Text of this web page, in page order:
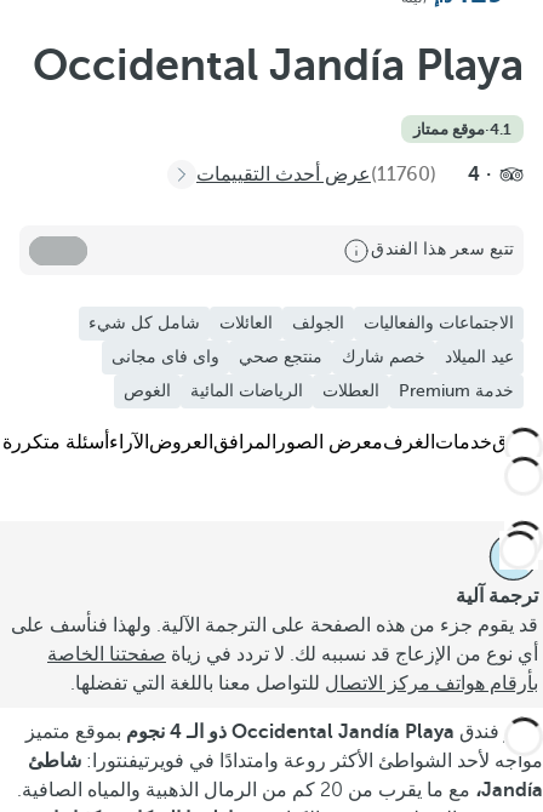
Occidental Jandía Playa
4.1
·موقع ممتاز
4
(11760) عرض أحدث التقييمات
تتبع سعر هذا الفندق
الاجتماعات والفعاليات الجولف العائلات
شامل كل شيء
عيد الميلاد
خصم شارك منتجع صحي
واى فاى مجانى
خدمة Premium
العطلات الرياضات المائية الغوص
الفندقخدمات الغرفمعرض الصور المرافق العروض الآراء أسئلة متكررة
ترجمة آلية
قد يقوم جزء من هذه الصفحة على الترجمة الآلية. ولهذا فنأسف على
أي نوع من الإزعاج قد نسببه لك. لا تردد في زياة صفحتنا الخاصة
بأرقام هواتف مركز الاتصال للتواصل معنا باللغة التي تفضلها.
يتميز فندق Occidental Jandía Playa ذو الـ 4 نجوم
بموقع متميز
مواجه لأحد الشواطئ الأكثر روعة وامتدادًا في فويرتيفنتورا: شاطئ
Jandía،
مع ما يقرب من 20 كم من الرمال الذهبية والمياه الصافية.